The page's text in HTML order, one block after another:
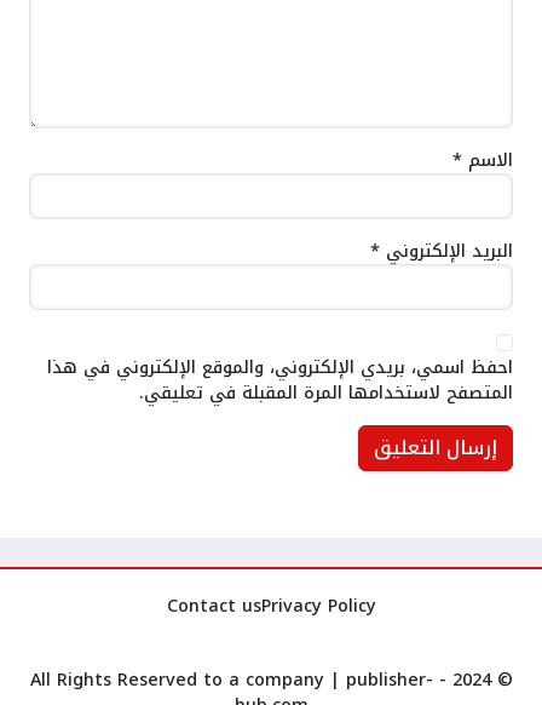
الاسم *
البريد الإلكتروني *
احفظ اسمي، بريدي الإلكتروني، والموقع الإلكتروني في هذا
المتصفح لاستخدامها المرة المقبلة في تعليقي.
Privacy Policy
Contact us
© 2024 - All Rights Reserved to a company |
publisher-